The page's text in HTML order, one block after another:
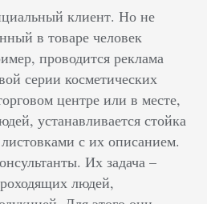
клиент. Но не
в товаре человек
проводится реклама
серии косметических
центре или в месте,
устанавливается стойка
с их описанием.
Их задача –
людей,